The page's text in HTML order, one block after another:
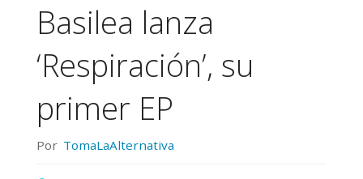
Basilea lanza
‘Respiración’, su
primer EP
Por TomaLaAlternativa